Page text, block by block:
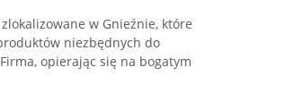
w Gnieźnie, które
niezbędnych do
opierając się na bogatym